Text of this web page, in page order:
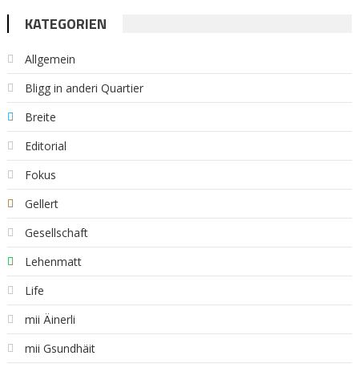
KATEGORIEN
Allgemein
Bligg in anderi Quartier
Breite
Editorial
Fokus
Gellert
Gesellschaft
Lehenmatt
Life
mii Äinerli
mii Gsundhäit